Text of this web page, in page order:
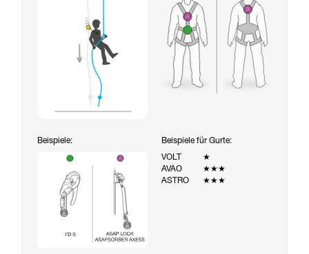
Beispiele:
Beispiele für Gurte:
VOLT
★
AVAO
★★★
ASTRO
★★★